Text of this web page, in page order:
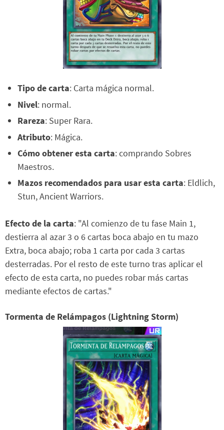
Tipo de carta: Carta mágica normal.
Nivel: normal.
Rareza: Super Rara.
Atributo: Mágica.
Cómo obtener esta carta: comprando Sobres
Maestros.
Mazos recomendados para usar esta carta: Eldlich,
Stun, Ancient Warriors.
Efecto de la carta: "Al comienzo de tu fase Main 1,
destierra al azar 3 o 6 cartas boca abajo en tu mazo
Extra, boca abajo; roba 1 carta por cada 3 cartas
desterradas. Por el resto de este turno tras aplicar el
efecto de esta carta, no puedes robar más cartas
mediante efectos de cartas."
Tormenta de Relámpagos (Lightning Storm)